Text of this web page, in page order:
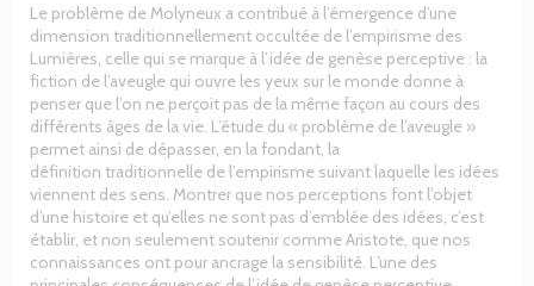
Le problème de Molyneux a contribué à l’émergence d’une
dimension traditionnellement occultée de l’empirisme des
Lumières, celle qui se marque à l’idée de genèse perceptive : la
fiction de l’aveugle qui ouvre les yeux sur le monde donne à
penser que l’on ne perçoit pas de la même façon au cours des
différents âges de la vie. L’étude du « problème de l’aveugle »
permet ainsi de dépasser, en la fondant, la
définition traditionnelle de l’empirisme suivant laquelle les idées
viennent des sens. Montrer que nos perceptions font l’objet
d’une histoire et qu’elles ne sont pas d’emblée des idées, c’est
établir, et non seulement soutenir comme Aristote, que nos
connaissances ont pour ancrage la sensibilité. L’une des